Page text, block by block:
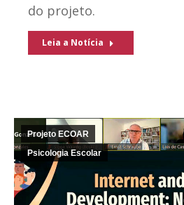
do projeto.
Leia a Notícia
Projeto ECOAR
Psicologia Escolar